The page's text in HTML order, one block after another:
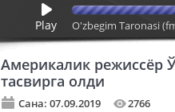
Play O'zbegim Taronasi
Америкалик режиссёр
тасвирга олди
Сана: 07.09.2019 2766